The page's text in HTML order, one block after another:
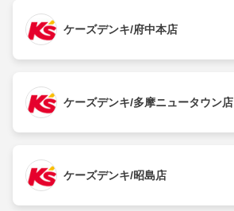
ケーズデンキ/府中本店
ケーズデンキ/多摩ニュータウン店
ケーズデンキ/昭島店